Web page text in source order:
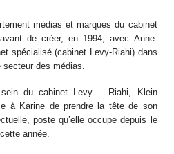
médias et marques du cabinet
de créer, en 1994, avec Anne-
spécialisé (cabinet Levy-Riahi) dans
secteur des médias.
du cabinet Levy – Riahi, Klein
à Karine de prendre la tête de son
poste qu’elle occupe depuis le
année.